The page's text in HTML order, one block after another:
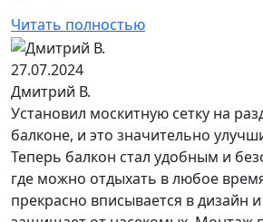
Читать полностью
27.07.2024
Дмитрий В.
Установил москитную сетку на
балконе, и это значительно
Теперь балкон стал удобным и
где можно отдыхать в любое
прекрасно вписывается в дизайн